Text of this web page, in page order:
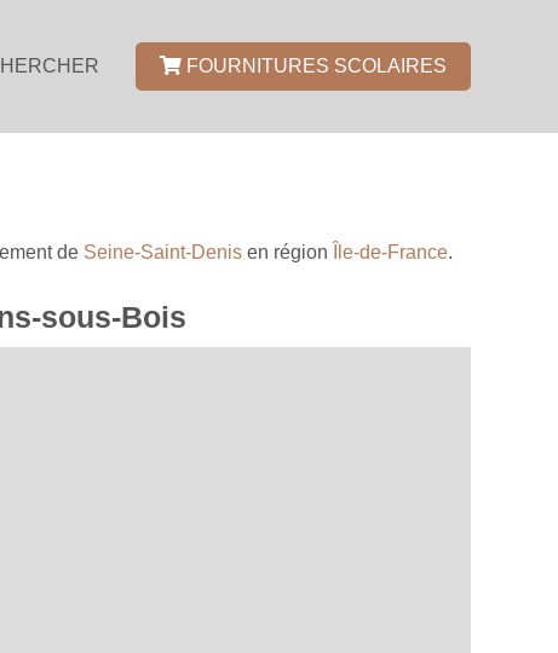
FOURNITURES SCOLAIRES
de Seine-Saint-Denis en région Île-de-France.
sous-Bois